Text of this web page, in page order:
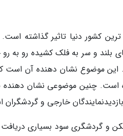
کشور دنیا تاثیر گذاشته
بلند و سر به فلک کشیده رو به
در چین وجود دارند. این موضوع نشان
است. چنین موضوعی نشان دهنده
خارجی و
و گردشگری سود بسیاری